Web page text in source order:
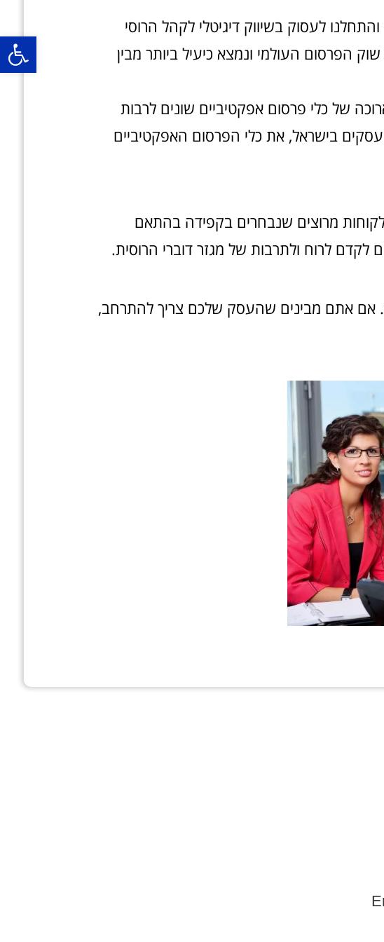
לעסוק בשיווק דיגיטלי לקהל הרוסי
הפרסום העולמי ונמצא כיעיל ביותר מבין
של כלי פרסום אפקטיביים שונים לרבות
בישראל, את כלי הפרסום האפקטיביים
מגזרי בעל ניסיון של 25 שנה ועם אלפי לקוחות מרוצים שנבחרים בקפידה בהתאם
לרוח ולתרבות של מגזר דוברי הרוסית.
אם אתם מבינים שהעסק שלכם צריך להתרחב,